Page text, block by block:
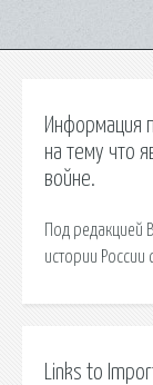
Информация
на тему что
войне.
Под редакцией
истории России
Links to